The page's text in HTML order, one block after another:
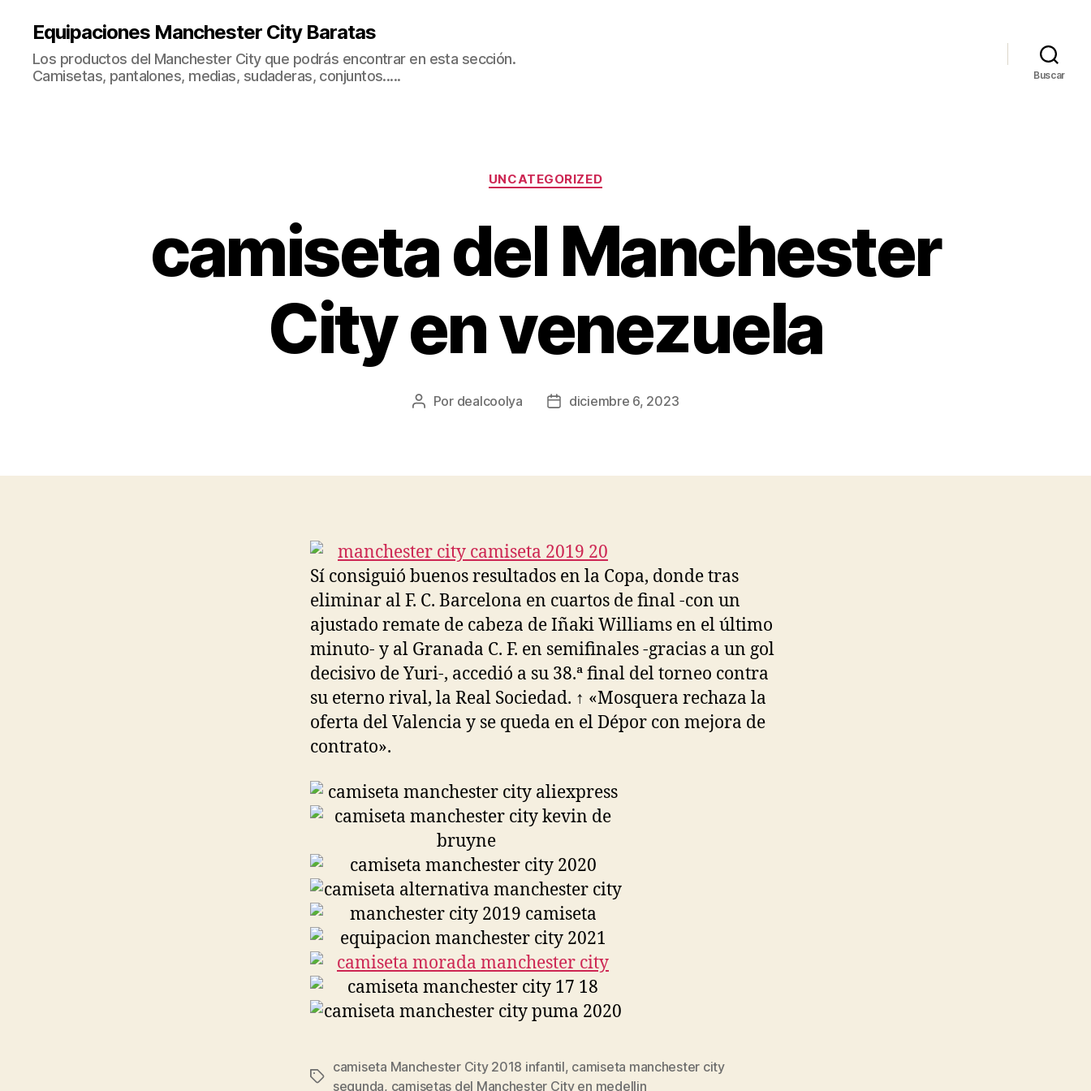
Equipaciones Manchester City Baratas
Los productos del Manchester City que podrás encontrar en esta sección.
Camisetas, pantalones, medias, sudaderas, conjuntos.....
Buscar
Categorías
UNCATEGORIZED
camiseta del Manchester
City en venezuela
Autor
Por dealcoolya
Fechadiciembre 6, 2023
Sí consiguió buenos resultados en la Copa, donde tras
eliminar al F. C. Barcelona en cuartos de final -con un
ajustado remate de cabeza de Iñaki Williams en el último
minuto- y al Granada C. F. en semifinales -gracias a un gol
decisivo de Yuri-, accedió a su 38.ª final del torneo contra
su eterno rival, la Real Sociedad. ↑ «Mosquera rechaza la
oferta del Valencia y se queda en el Dépor con mejora de
contrato».
Etiquetas
camiseta Manchester City 2018 infantil, camiseta manchester city
segunda, camisetas del Manchester City en medellin